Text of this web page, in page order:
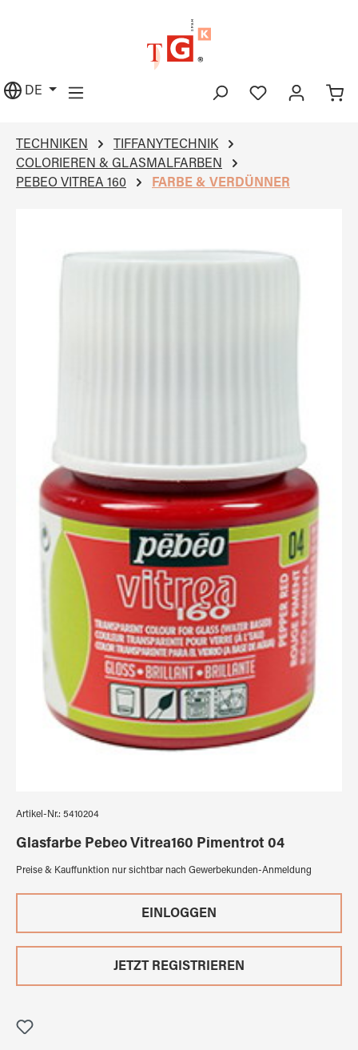
DE
TECHNIKEN
TIFFANYTECHNIK
COLORIEREN & GLASMALFARBEN
PEBEO VITREA 160
FARBE & VERDÜNNER
Artikel-Nr.: 5410204
Glasfarbe Pebeo Vitrea160 Pimentrot 04
Preise & Kauffunktion nur sichtbar nach Gewerbekunden-Anmeldung
EINLOGGEN
JETZT REGISTRIEREN